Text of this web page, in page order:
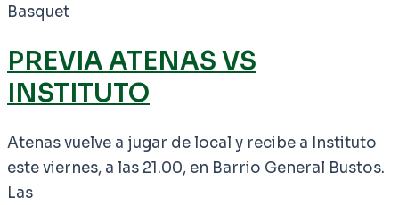
Basquet
PREVIA ATENAS VS
INSTITUTO
Atenas vuelve a jugar de local y recibe a Instituto
este viernes, a las 21.00, en Barrio General Bustos.
Las